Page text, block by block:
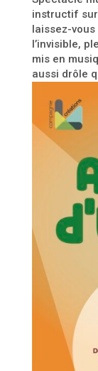
instructif sur
laissez-
l’invisible,
mis en
aussi drôle